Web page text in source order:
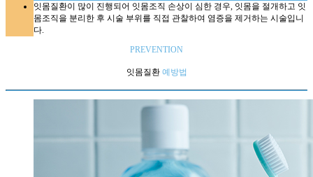
잇몸질환이 많이 진행되어 잇몸조직 손상이 심한 경우, 잇몸을 절개하고 잇
몸조직을 분리한 후 시술 부위를 직접 관찰하여 염증을 제거하는 시술입니
다.
PREVENTION
잇몸질환 예방법